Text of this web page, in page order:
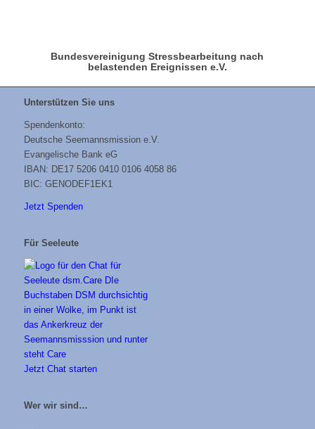
Bundesvereinigung Stressbearbeitung nach
belastenden Ereignissen e.V.
Unterstützen Sie uns
Spendenkonto:
Deutsche Seemannsmission e.V.
Evangelische Bank eG
IBAN: DE17 5206 0410 0106 4058 86
BIC: GENODEF1EK1
Jetzt Spenden
Für Seeleute
Jetzt Chat starten
Wer wir sind…